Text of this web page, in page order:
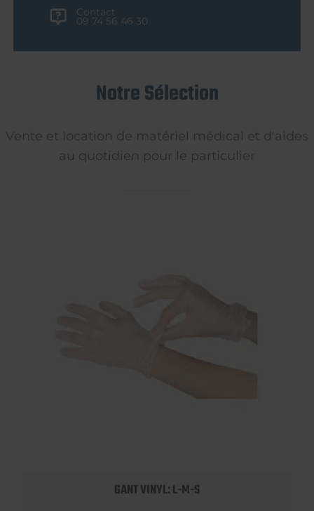
Contact
09 74 56 46 30
Notre Sélection
Vente et location de matériel médical et d'aides
au quotidien pour le particulier
GANT VINYL: L-M-S